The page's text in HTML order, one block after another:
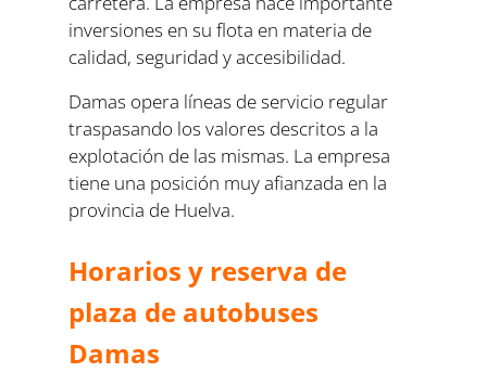
inversiones en su flota en materia de
calidad, seguridad y accesibilidad.
Damas opera líneas de servicio regular
traspasando los valores descritos a la
explotación de las mismas. La empresa
tiene una posición muy afianzada en la
provincia de Huelva.
Horarios y reserva de
plaza de autobuses
Damas